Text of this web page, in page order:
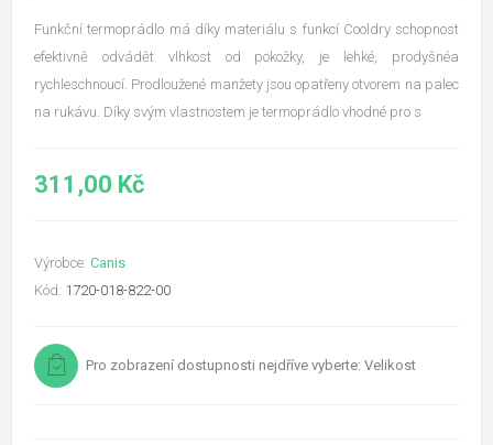
Funkční termoprádlo má díky materiálu s funkcí Cooldry schopnost
efektivně odvádět vlhkost od pokožky, je lehké, prodyšnéa
rychleschnoucí. Prodloužené manžety jsou opatřeny otvorem na palec
na rukávu. Díky svým vlastnostem je termoprádlo vhodné pro s
311,00 Kč
Výrobce: Canis
Kód: 1720-018-822-00
Pro zobrazení dostupnosti nejdříve vyberte: Velikost